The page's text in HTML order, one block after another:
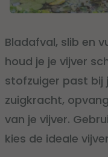
Bladafval, slib en
houd je je vijver
stofzuiger past bij
zuigkracht,
van je vijver.
kies de ideale